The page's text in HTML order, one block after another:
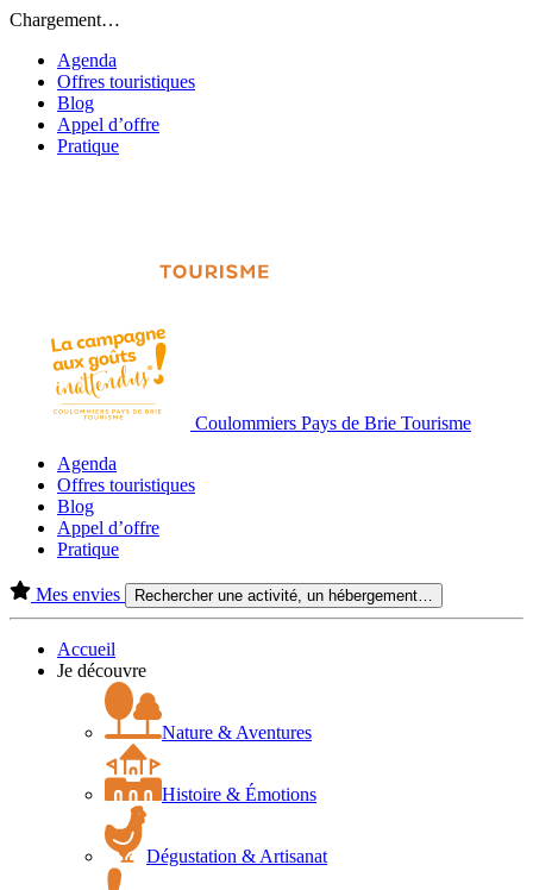
Chargement…
Agenda
Offres touristiques
Blog
Appel d’offre
Pratique
Coulommiers Pays de Brie Tourisme
Agenda
Offres touristiques
Blog
Appel d’offre
Pratique
Mes envies Rechercher une activité, un hébergement…
Accueil
Je découvre
Nature & Aventures
Histoire & Émotions
Dégustation & Artisanat